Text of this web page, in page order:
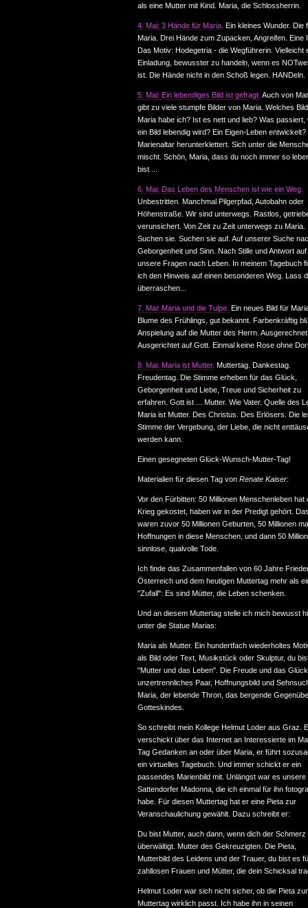
als eine Mutter mit Kind. Maria, die Schlossherrin.
4. Mai: 3 Hände für Maria. Ein kleines Wunder. Die
Maria. Drei Hände zum Zupacken, Angreifen. Eine
Das Motiv: Hodegetria - die Wegführerin. Vielleicht
Einladung, bewusster zu handeln, wenn es
ist. Die Hände nicht in den Schoß legen. HANDeln.
5. Mai: Ein lebendiges Bild ist gefragt. Auch von
gibt zu viele stumpfe Bilder von Maria. Welches
Maria habe ich? Ist es nett und lieb? Was passiert,
ein Bild lebendig wird? Ein Eigen-Leben entwickelt?
Marienaltar herunterklettert. Sich unter die
mischt. Schön, Maria, dass du noch immer so
bist ...
6. Mai: Das Leben des Menschen ist wie ein Weg.
Unbestritten. Manchmal Pilgerpfad, Autobahn oder
Höhenstraße. Wir sind unterwegs. Rastlos,
verunsichert. Von Zeit zu Zeit unterwegs zu Maria.
Suchen sie. Suchen sie auf. Auf unserer Suche
Geborgenheit und Sinn. Nach Stille und Antwort auf
unsere Fragen nach Leben. In meinem Tagebuch
ich den Hinweis auf einen besonderen Weg. Lass
überraschen...
7. Mai: Maria und die Tulpe. Ein neues Bild für
Blume des Frühlings, gut bekannt. Farbenkräftig
Anspielung auf die Mutter des Herrn.
Ausgerichtet auf Gott. Einmal keine Rose ohne
8. Mai: Maria ist Mutter. Muttertag. Dankestag.
Freudentag. Die Stimme erheben für das Glück,
Geborgenheit und Liebe, Treue und Sicherheit zu
erfahren. Gott ist ... Mutter. Wie Vater. Quelle des
Maria ist Mutter. Des Christus. Des Erlösers. Die
Stimme der Vergebung, der Liebe, die nicht
werden kann.
Einen gesegneten Glück-Wunsch-Mutter-Tag!
Materialien für diesen Tag von Renate Kaiser:
Vor den Fürbitten: 50 Millionen Menschenleben hat
Krieg gekostet, haben wir in der Predigt gehört.
waren zuvor 50 Millionen Geburten, 50 Millionen
Hoffnungen in diese Menschen, und dann 50
sinnlose, qualvolle Tode.
Ich finde das Zusammenfallen von 60 Jahre
Österreich und dem heutigen Muttertag mehr als
"Zufall": Es sind Mütter, die Leben schenken.
Und an diesem Muttertag stelle ich mich bewusst
unter die Statue Marias:
Maria als Mutter. Ein hundertfach wiederholtes
als Bild oder Text, Musikstück oder Skulptur, du
"Mutter und das Leben". Die Freude und das
unzertrennliches Paar, Hoffnungsbild und
Maria, der lebende Thron, das bergende
Gotteskindes.
So schreibt mein Kollege Helmut Loder aus Graz.
verschickt über das Internet an Interessierte im
Tag Gedanken an oder über Maria, er führt
ein virtuelles Tagebuch. Und immer schickt er ein
passendes Marienbild mit. Unlängst war es unsere
Sattendorfer Madonna, die ich einmal für ihn
habe. Für diesen Muttertag hat er eine Pieta zur
Veranschaulichung gewählt. Dazu schreibt er:
Du bist Mutter, auch dann, wenn dich der Schmerz
überwältigt. Mutter des Gekreuzigten. Die Pieta,
Mutterbild des Leidens und der Trauer, du bist es
zahllosen Frauen und Mütter, die dein Schicksal
Helmut Loder war sich nicht sicher, ob die Pieta
Muttertag wirklich passt. Ich habe ihn in seinen